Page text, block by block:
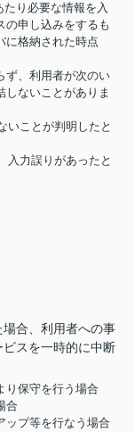
り必要な情報を入
の申し込みをするも
に格納された時点
ず、利用者が次のい
しないことがありま
いことが判明したと
入力誤りがあったと
合、利用者への事
スを一時的に中断
り保守を行う場合
合
ップ等を行なう場合